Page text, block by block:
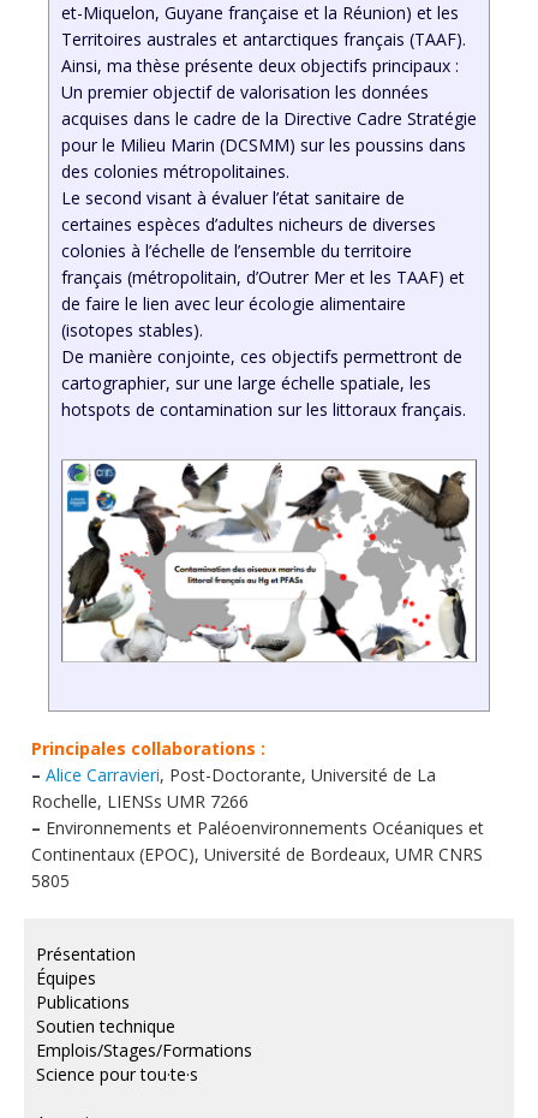
et-Miquelon, Guyane française et la Réunion) et les
Territoires australes et antarctiques français (TAAF).
Ainsi, ma thèse présente deux objectifs principaux :
Un premier objectif de valorisation les données
acquises dans le cadre de la Directive Cadre Stratégie
pour le Milieu Marin (DCSMM) sur les poussins dans
des colonies métropolitaines.
Le second visant à évaluer l’état sanitaire de
certaines espèces d’adultes nicheurs de diverses
colonies à l’échelle de l’ensemble du territoire
français (métropolitain, d’Outrer Mer et les TAAF) et
de faire le lien avec leur écologie alimentaire
(isotopes stables).
De manière conjointe, ces objectifs permettront de
cartographier, sur une large échelle spatiale, les
hotspots de contamination sur les littoraux français.
Principales collaborations :
– Alice Carravieri, Post-Doctorante, Université de La
Rochelle, LIENSs UMR 7266
– Environnements et Paléoenvironnements Océaniques et
Continentaux (EPOC), Université de Bordeaux, UMR CNRS
5805
Présentation
Équipes
Publications
Soutien technique
Emplois/Stages/Formations
Science pour tou·te·s